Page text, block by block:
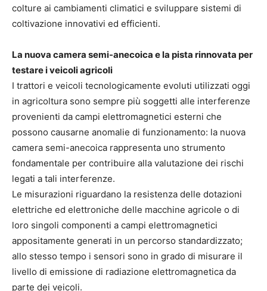
colture ai cambiamenti climatici e sviluppare sistemi di
coltivazione innovativi ed efficienti.
La nuova camera semi-anecoica e la pista rinnovata per
testare i veicoli agricoli
I trattori e veicoli tecnologicamente evoluti utilizzati oggi
in agricoltura sono sempre più soggetti alle interferenze
provenienti da campi elettromagnetici esterni che
possono causarne anomalie di funzionamento: la nuova
camera semi-anecoica rappresenta uno strumento
fondamentale per contribuire alla valutazione dei rischi
legati a tali interferenze.
Le misurazioni riguardano la resistenza delle dotazioni
elettriche ed elettroniche delle macchine agricole o di
loro singoli componenti a campi elettromagnetici
appositamente generati in un percorso standardizzato;
allo stesso tempo i sensori sono in grado di misurare il
livello di emissione di radiazione elettromagnetica da
parte dei veicoli.